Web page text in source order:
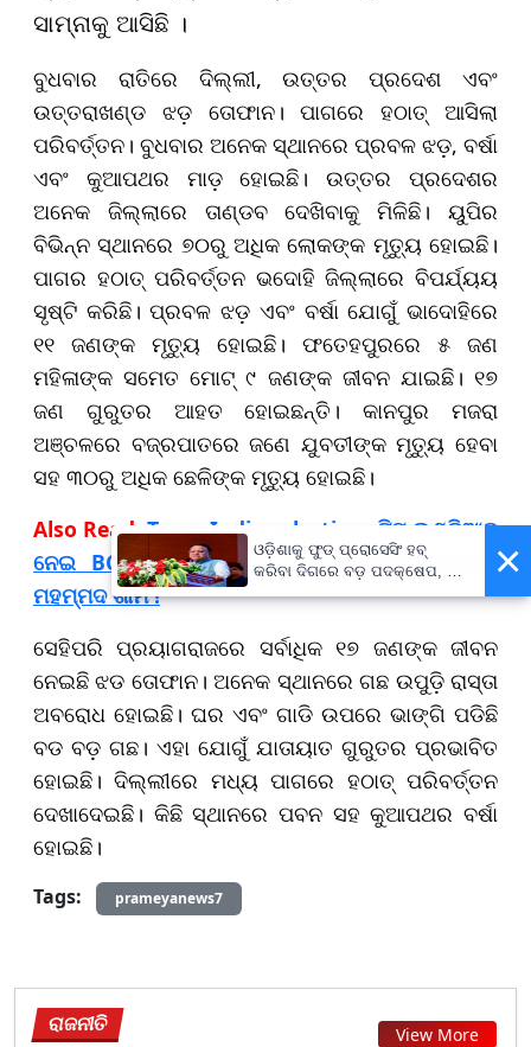
ସାମ୍ନାକୁ ଆସିଛି ।
ବୁଧବାର ରାତିରେ ଦିଲ୍ଲୀ, ଉତ୍ତର ପ୍ରଦେଶ ଏବଂ
ଉତ୍ତରାଖଣ୍ଡ ଝଡ଼ ତୋଫାନ। ପାଗରେ ହଠାତ୍ ଆସିଲା
ପରିବର୍ତ୍ତନ। ବୁଧବାର ଅନେକ ସ୍ଥାନରେ ପ୍ରବଳ ଝଡ଼, ବର୍ଷା
ଏବଂ କୁଆପଥର ମାଡ଼ ହୋଇଛି। ଉତ୍ତର ପ୍ରଦେଶର
ଅନେକ ଜିଲ୍ଲାରେ ତାଣ୍ଡବ ଦେଖିବାକୁ ମିଳିଛି। ୟୁପିର
ବିଭିନ୍ନ ସ୍ଥାନରେ ୭୦ରୁ ଅଧିକ ଲୋକଙ୍କ ମୃତ୍ୟୁ ହୋଇଛି।
ପାଗର ହଠାତ୍ ପରିବର୍ତ୍ତନ ଭଦୋହି ଜିଲ୍ଲାରେ ବିପର୍ଯ୍ୟୟ
ସୃଷ୍ଟି କରିଛି। ପ୍ରବଳ ଝଡ଼ ଏବଂ ବର୍ଷା ଯୋଗୁଁ ଭାଦୋହିରେ
୧୧ ଜଣଙ୍କ ମୃତ୍ୟୁ ହୋଇଛି। ଫତେହପୁରରେ ୫ ଜଣ
ମହିଳାଙ୍କ ସମେତ ମୋଟ୍ ୯ ଜଣଙ୍କ ଜୀବନ ଯାଇଛି। ୧୭
ଜଣ ଗୁରୁତର ଆହତ ହୋଇଛନ୍ତି। କାନପୁର ମଜରା
ଅଞ୍ଚଳରେ ବଜ୍ରପାତରେ ଜଣେ ଯୁବତୀଙ୍କ ମୃତ୍ୟୁ ହେବା
ସହ ୩୦ରୁ ଅଧିକ ଛେଳିଙ୍କ ମୃତ୍ୟୁ ହୋଇଛି।
Also Read:-Team India selection: ଟିମ୍‌ ଇଣ୍ଡିଆକୁ
ନେଇ BCCIର ବଡ଼ ପ୍ଲାନ, ୩ ବର୍ଷ ପରେ ଫେରିବେ
ମହମ୍ମଦ ଶାମି !
ସେହିପରି ପ୍ରୟାଗରାଜରେ ସର୍ବାଧିକ ୧୭ ଜଣଙ୍କ ଜୀବନ
ନେଇଛି ଝଡ ତୋଫାନ। ଅନେକ ସ୍ଥାନରେ ଗଛ ଉପୁଡ଼ି ରାସ୍ତା
ଅବରୋଧ ହୋଇଛି। ଘର ଏବଂ ଗାଡି ଉପରେ ଭାଙ୍ଗି ପଡିଛି
ବଡ ବଡ଼ ଗଛ। ଏହା ଯୋଗୁଁ ଯାତାୟାତ ଗୁରୁତର ପ୍ରଭାବିତ
ହୋଇଛି। ଦିଲ୍ଲୀରେ ମଧ୍ୟ ପାଗରେ ହଠାତ୍ ପରିବର୍ତ୍ତନ
ଦେଖାଦେଇଛି। କିଛି ସ୍ଥାନରେ ପବନ ସହ କୁଆପଥର ବର୍ଷା
ହୋଇଛି।
Tags: prameyanews7
ରାଜନୀତି View More
×
ଓଡ଼ିଶାକୁ ଫୁଡ୍ ପ୍ରୋସେସିଂ ହବ୍
କରିବା ଦିଗରେ ବଡ଼ ପଦକ୍ଷେପ, ୪୨